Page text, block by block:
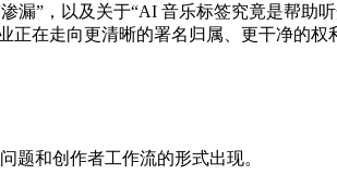
漏”，以及关于“AI 音乐标签究竟是帮助
在走向更清晰的署名归属、更干净的权
题和创作者工作流的形式出现。